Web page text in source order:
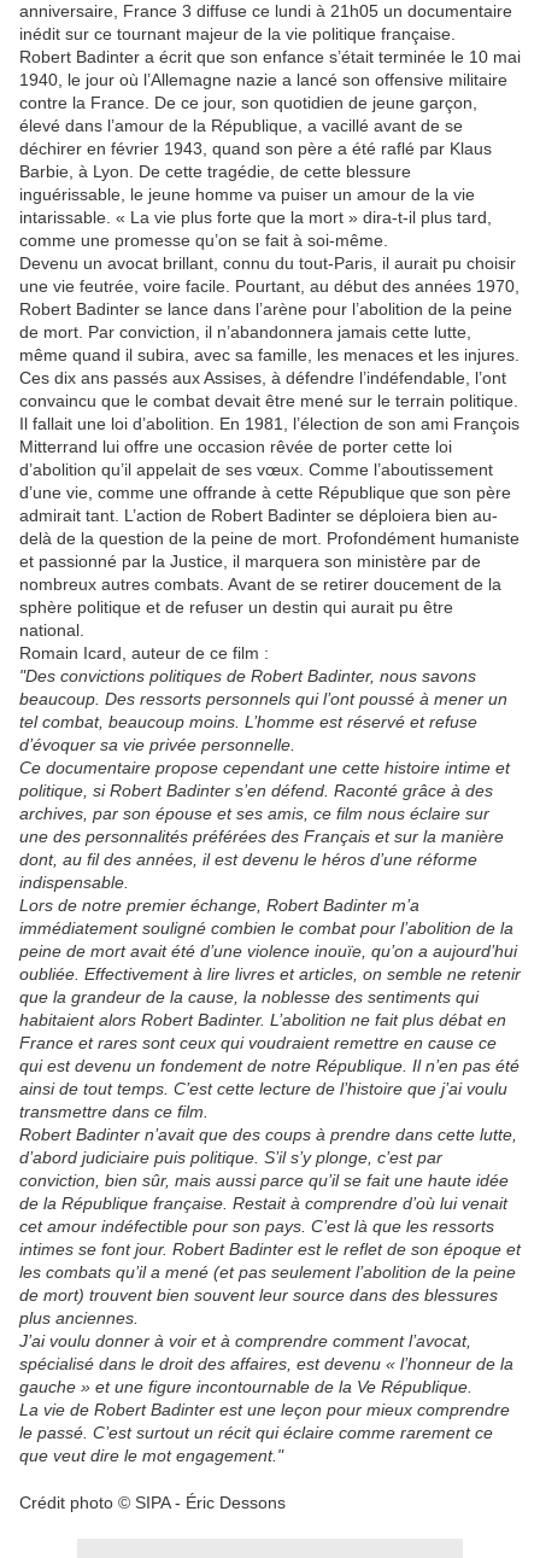
anniversaire, France 3 diffuse ce lundi à 21h05 un documentaire
inédit sur ce tournant majeur de la vie politique française.
Robert Badinter a écrit que son enfance s’était terminée le 10 mai
1940, le jour où l’Allemagne nazie a lancé son offensive militaire
contre la France. De ce jour, son quotidien de jeune garçon,
élevé dans l’amour de la République, a vacillé avant de se
déchirer en février 1943, quand son père a été raflé par Klaus
Barbie, à Lyon. De cette tragédie, de cette blessure
inguérissable, le jeune homme va puiser un amour de la vie
intarissable. « La vie plus forte que la mort » dira-t-il plus tard,
comme une promesse qu’on se fait à soi-même.
Devenu un avocat brillant, connu du tout-Paris, il aurait pu choisir
une vie feutrée, voire facile. Pourtant, au début des années 1970,
Robert Badinter se lance dans l’arène pour l’abolition de la peine
de mort. Par conviction, il n’abandonnera jamais cette lutte,
même quand il subira, avec sa famille, les menaces et les injures.
Ces dix ans passés aux Assises, à défendre l’indéfendable, l’ont
convaincu que le combat devait être mené sur le terrain politique.
Il fallait une loi d’abolition. En 1981, l’élection de son ami François
Mitterrand lui offre une occasion rêvée de porter cette loi
d’abolition qu’il appelait de ses vœux. Comme l’aboutissement
d’une vie, comme une offrande à cette République que son père
admirait tant. L’action de Robert Badinter se déploiera bien au-
delà de la question de la peine de mort. Profondément humaniste
et passionné par la Justice, il marquera son ministère par de
nombreux autres combats. Avant de se retirer doucement de la
sphère politique et de refuser un destin qui aurait pu être
national.
Romain Icard, auteur de ce film :
"Des convictions politiques de Robert Badinter, nous savons
beaucoup. Des ressorts personnels qui l’ont poussé à mener un
tel combat, beaucoup moins. L’homme est réservé et refuse
d’évoquer sa vie privée personnelle.
Ce documentaire propose cependant une cette histoire intime et
politique, si Robert Badinter s’en défend. Raconté grâce à des
archives, par son épouse et ses amis, ce film nous éclaire sur
une des personnalités préférées des Français et sur la manière
dont, au fil des années, il est devenu le héros d’une réforme
indispensable.
Lors de notre premier échange, Robert Badinter m’a
immédiatement souligné combien le combat pour l’abolition de la
peine de mort avait été d’une violence inouïe, qu’on a aujourd’hui
oubliée. Effectivement à lire livres et articles, on semble ne retenir
que la grandeur de la cause, la noblesse des sentiments qui
habitaient alors Robert Badinter. L’abolition ne fait plus débat en
France et rares sont ceux qui voudraient remettre en cause ce
qui est devenu un fondement de notre République. Il n’en pas été
ainsi de tout temps. C’est cette lecture de l’histoire que j’ai voulu
transmettre dans ce film.
Robert Badinter n’avait que des coups à prendre dans cette lutte,
d’abord judiciaire puis politique. S’il s’y plonge, c’est par
conviction, bien sûr, mais aussi parce qu’il se fait une haute idée
de la République française. Restait à comprendre d’où lui venait
cet amour indéfectible pour son pays. C’est là que les ressorts
intimes se font jour. Robert Badinter est le reflet de son époque et
les combats qu’il a mené (et pas seulement l’abolition de la peine
de mort) trouvent bien souvent leur source dans des blessures
plus anciennes.
J’ai voulu donner à voir et à comprendre comment l’avocat,
spécialisé dans le droit des affaires, est devenu « l’honneur de la
gauche » et une figure incontournable de la Ve République.
La vie de Robert Badinter est une leçon pour mieux comprendre
le passé. C’est surtout un récit qui éclaire comme rarement ce
que veut dire le mot engagement."
Crédit photo © SIPA - Éric Dessons